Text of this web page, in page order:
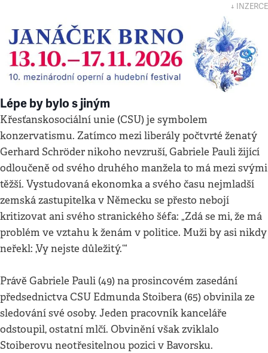
↓ INZERCE
Lépe by bylo s jiným
Křesťanskosociální unie (CSU) je symbolem
konzervatismu. Zatímco mezi liberály počtvrté ženatý
Gerhard Schröder nikoho nevzruší, Gabriele Pauli žijící
odloučeně od svého druhého manžela to má mezi svými
těžší. Vystudovaná ekonomka a svého času nejmladší
zemská zastupitelka v Německu se přesto nebojí
kritizovat ani svého stranického šéfa: „Zdá se mi, že má
problém ve vztahu k ženám v politice. Muži by asi nikdy
neřekl: ,Vy nejste důležitý.‘“
Právě Gabriele Pauli (49) na prosincovém zasedání
předsednictva CSU Edmunda Stoibera (65) obvinila ze
sledování své osoby. Jeden pracovník kanceláře
odstoupil, ostatní mlčí. Obvinění však zviklalo
Stoiberovu neotřesitelnou pozici v Bavorsku.